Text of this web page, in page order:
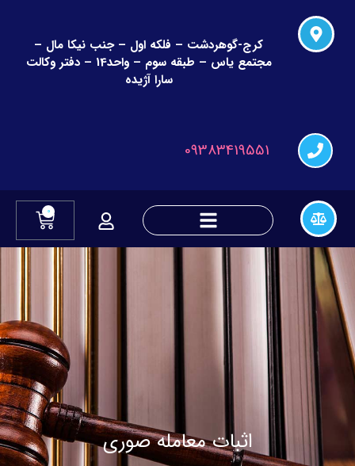
کرج-گوهردشت – فلکه اول – جنب نیکا مال –
مجتمع یاس – طبقه سوم – واحد14 – دفتر وکالت
سارا آژیده
09383419551
0
اثبات معامله صوری